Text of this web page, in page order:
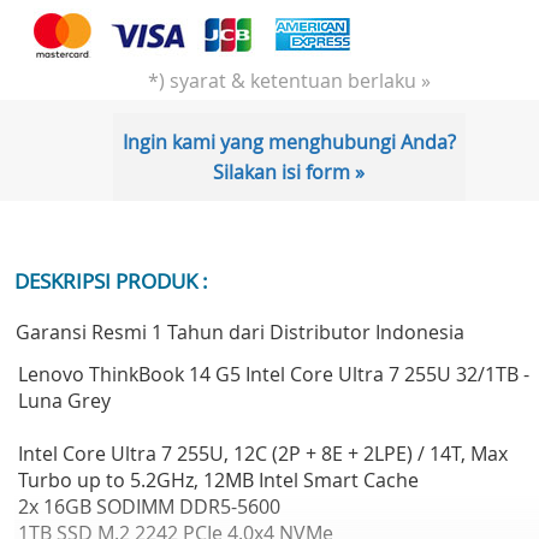
*) syarat & ketentuan berlaku »
Ingin kami yang menghubungi Anda?
Silakan isi form »
DESKRIPSI PRODUK :
Garansi Resmi 1 Tahun dari Distributor Indonesia
Lenovo ThinkBook 14 G5 Intel Core Ultra 7 255U 32/1TB -
Luna Grey
Intel Core Ultra 7 255U, 12C (2P + 8E + 2LPE) / 14T, Max
Turbo up to 5.2GHz, 12MB Intel Smart Cache
2x 16GB SODIMM DDR5-5600
1TB SSD M.2 2242 PCIe 4.0x4 NVMe